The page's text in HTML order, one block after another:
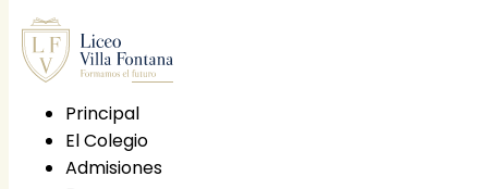
Principal
El Colegio
Principal
El Colegio
Admisiones